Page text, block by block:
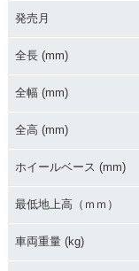
発売月
全長 (mm)
全幅 (mm)
全高 (mm)
ホイールベース (mm)
最低地上高（ｍｍ）
車両重量 (kg)